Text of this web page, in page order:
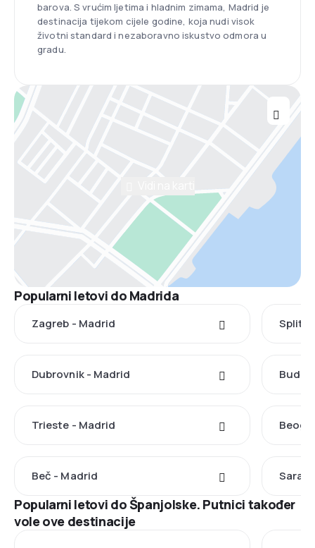
barova. S vrućim ljetima i hladnim zimama, Madrid je
destinacija tijekom cijele godine, koja nudi visok
životni standard i nezaboravno iskustvo odmora u
gradu.
Popularni letovi do Madrida
Zagreb - Madrid Split -
Dubrovnik - Madrid
Trieste - Madrid
Beč - Madrid
Popularni letovi do Španjolske. Putnici također
vole ove destinacije